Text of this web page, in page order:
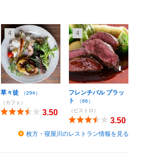
4
草々徒
（294）
（カフェ）
3.50
4
フレンチバル プラッ
ト
（66）
（ビストロ）
3.50
枚方・寝屋川のレストラン情報を見る